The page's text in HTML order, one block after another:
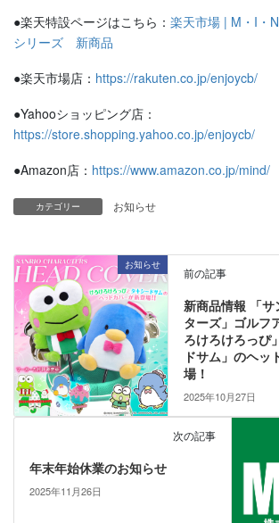
●楽天特設ページはこちら： 楽天市場 | M・I・
シリーズ 新商品
●楽天市場店： https://rakuten.co.jp/enjoycb/
●Yahooショッピング店：
https://store.shopping.yahoo.co.jp/enjoycb/
●Amazon店： https://www.amazon.co.jp/mind/
カテゴリー お知らせ
お知らせ
前の記事
新商品情報 「サ
ターズ」ゴルフ
ろけろけろっぴ
ドサム」のヘッ
場！
2025年10月27日
次の記事
年末年始休業のお知らせ
2025年11月26日